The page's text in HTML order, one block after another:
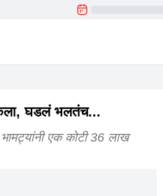
through share trading app
घडलं भलतंच...
एक कोटी 36 लाख